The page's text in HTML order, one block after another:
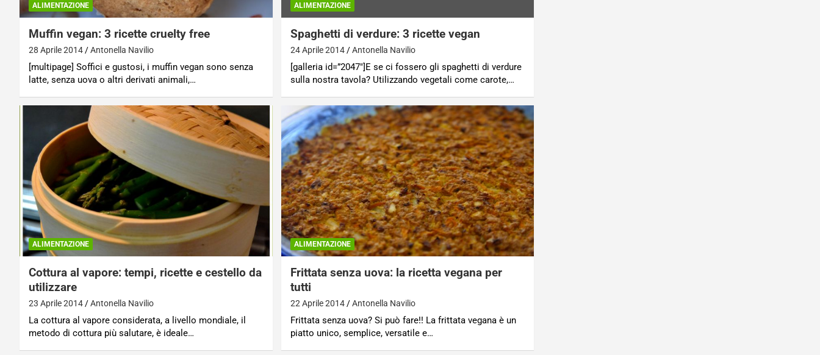
ALIMENTAZIONE
Muffin vegan: 3 ricette cruelty free
28 Aprile 2014 Antonella Navilio
[multipage] Soffici e gustosi, i muffin vegan sono senza
latte, senza uova o altri derivati animali,…
ALIMENTAZIONE
Spaghetti di verdure: 3 ricette vegan
24 Aprile 2014 Antonella Navilio
[galleria id=”2047″]E se ci fossero gli spaghetti di verdure
sulla nostra tavola? Utilizzando vegetali come carote,…
ALIMENTAZIONE
Cottura al vapore: tempi, ricette e cestello da
utilizzare
23 Aprile 2014 Antonella Navilio
La cottura al vapore considerata, a livello mondiale, il
metodo di cottura più salutare, è ideale…
ALIMENTAZIONE
Frittata senza uova: la ricetta vegana per
tutti
22 Aprile 2014 Antonella Navilio
Frittata senza uova? Si può fare!! La frittata vegana è un
piatto unico, semplice, versatile e…